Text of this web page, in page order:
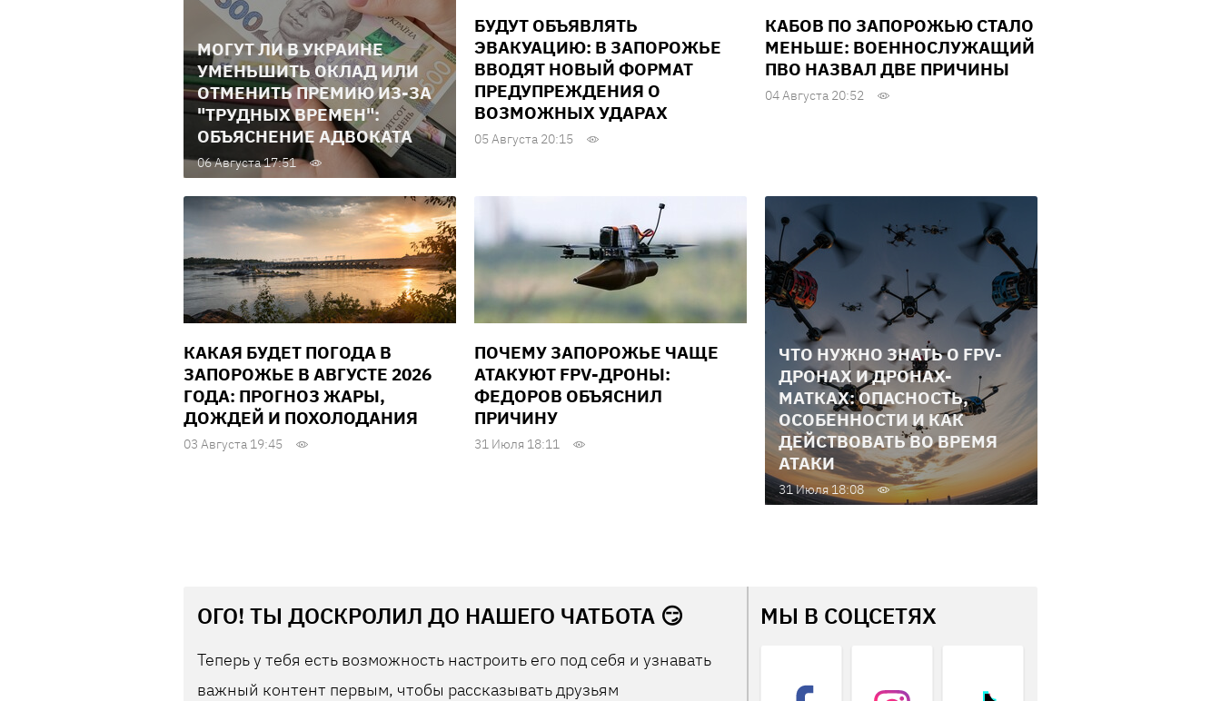
МОГУТ ЛИ В УКРАИНЕ
УМЕНЬШИТЬ ОКЛАД ИЛИ
ОТМЕНИТЬ ПРЕМИЮ ИЗ-ЗА
"ТРУДНЫХ ВРЕМЕН":
ОБЪЯСНЕНИЕ АДВОКАТА
06 Августа 17:51
БУДУТ ОБЪЯВЛЯТЬ
ЭВАКУАЦИЮ: В ЗАПОРОЖЬЕ
ВВОДЯТ НОВЫЙ ФОРМАТ
ПРЕДУПРЕЖДЕНИЯ О
ВОЗМОЖНЫХ УДАРАХ
05 Августа 20:15
КАБОВ ПО ЗАПОРОЖЬЮ СТАЛО
МЕНЬШЕ: ВОЕННОСЛУЖАЩИЙ
ПВО НАЗВАЛ ДВЕ ПРИЧИНЫ
04 Августа 20:52
КАКАЯ БУДЕТ ПОГОДА В
ЗАПОРОЖЬЕ В АВГУСТЕ 2026
ГОДА: ПРОГНОЗ ЖАРЫ,
ДОЖДЕЙ И ПОХОЛОДАНИЯ
03 Августа 19:45
ПОЧЕМУ ЗАПОРОЖЬЕ ЧАЩЕ
АТАКУЮТ FPV-ДРОНЫ:
ФЕДОРОВ ОБЪЯСНИЛ
ПРИЧИНУ
31 Июля 18:11
ЧТО НУЖНО ЗНАТЬ О FPV-
ДРОНАХ И ДРОНАХ-
МАТКАХ: ОПАСНОСТЬ,
ОСОБЕННОСТИ И КАК
ДЕЙСТВОВАТЬ ВО ВРЕМЯ
АТАКИ
31 Июля 18:08
ОГО! ТЫ ДОСКРОЛИЛ ДО НАШЕГО ЧАТБОТА 😏
Теперь у тебя есть возможность настроить его под себя и узнавать
важный контент первым, чтобы рассказывать друзьям
МЫ В СОЦСЕТЯХ